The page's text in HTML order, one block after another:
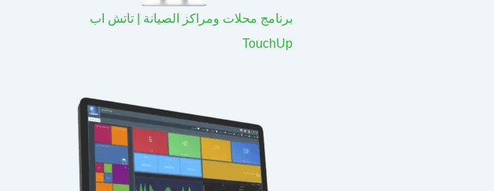
برنامج محلات ومراكز الصيانة | تاتش اب
TouchUp